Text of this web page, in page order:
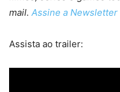
mail. Assine a Newsletter
Assista ao trailer: